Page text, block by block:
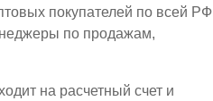
покупателей по всей
по продажам,
на расчетный счет и